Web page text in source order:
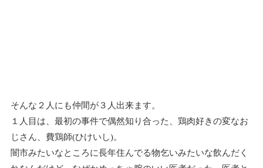
そんな２人にも仲間が３人出来ます。
１人目は、最初の事件で偶然知り合った、鶏肉好きの変なお
じさん、費鶏師(ひけいし)。
闇市みたいなところに長年住んでる物乞いみたいな飲んだく